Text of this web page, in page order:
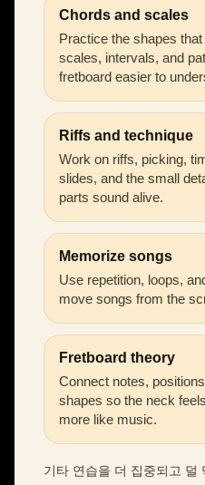
Chords and scales
Practice the shapes
scales, intervals, and
fretboard easier to
Riffs and technique
Work on riffs, picking,
slides, and the small
parts sound alive.
Memorize songs
Use repetition, loops,
move songs from the
Fretboard theory
Connect notes,
shapes so the neck
more like music.
기타 연습을 더 집중되고 덜